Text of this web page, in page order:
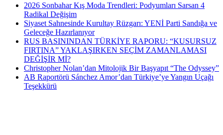
2026 Sonbahar Kış Moda Trendleri: Podyumları Sarsan 4
Radikal Değişim
Siyaset Sahnesinde Kurultay Rüzgarı: YENİ Parti Sandığa ve
Geleceğe Hazırlanıyor
RUS BASININDAN TÜRKİYE RAPORU: “KUSURSUZ
FIRTINA” YAKLAŞIRKEN SEÇİM ZAMANLAMASI
DEĞİŞİR Mİ?
Christopher Nolan’dan Mitolojik Bir Başyapıt “The Odyssey”
AB Raportörü Sánchez Amor’dan Türkiye’ye Yangın Uçağı
Teşekkürü